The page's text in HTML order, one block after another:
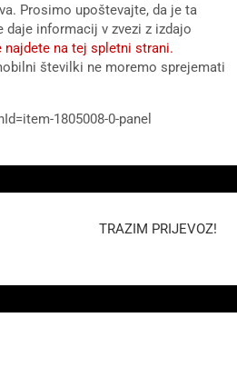
Prosimo upoštevajte, da je ta
daje informacij v zvezi z izdajo
na tej spletni strani.
številki ne moremo sprejemati
1805008-0-panel
TRAZIM PRIJEVOZ!